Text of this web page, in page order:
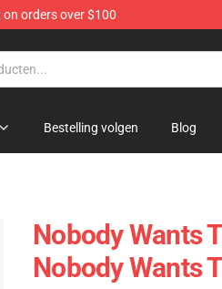
orders over $100
Bestelling volgen Blog
Nobody Wants
Nobody Wants